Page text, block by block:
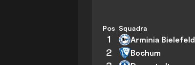
Pos Squadra
1 Arminia Bielefeld
2 Bochum